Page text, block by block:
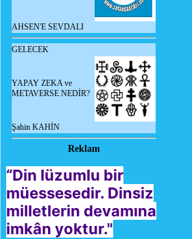
AHSEN'E SEVDALI
GELECEK
YAPAY ZEKA ve
METAVERSE NEDİR?
Şahin KAHİN
Reklam
“Din lüzumlu bir
müessesedir. Dinsiz
milletlerin devamına
imkân yoktur."